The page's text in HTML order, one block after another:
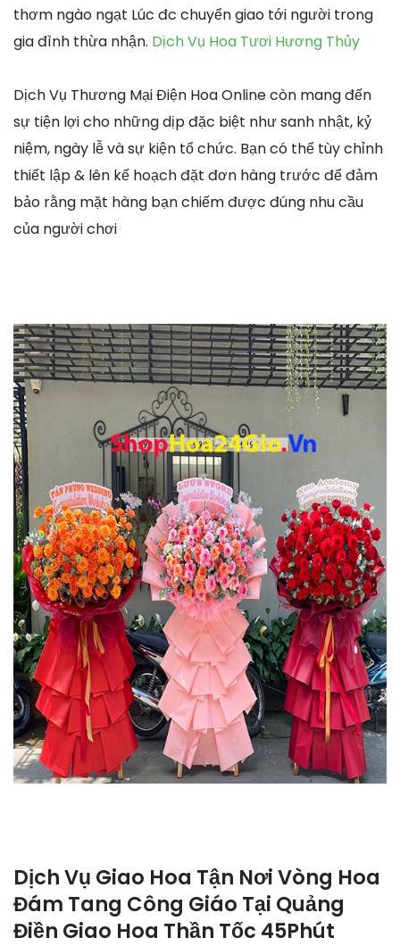
thơm ngào ngạt Lúc đc chuyển giao tới người trong
gia đình thừa nhận. Dịch Vụ Hoa Tươi Hương Thủy
Dịch Vụ Thương Mại Điện Hoa Online còn mang đến
sự tiện lợi cho những dịp đặc biệt như sanh nhật, kỷ
niệm, ngày lễ và sự kiện tổ chức. Bạn có thể tùy chỉnh
thiết lập & lên kế hoạch đặt đơn hàng trước để đảm
bảo rằng mặt hàng bạn chiếm được đúng nhu cầu
của người chơi
Dịch Vụ Giao Hoa Tận Nơi Vòng Hoa
Đám Tang Công Giáo Tại Quảng
Điền Giao Hoa Thần Tốc 45Phút